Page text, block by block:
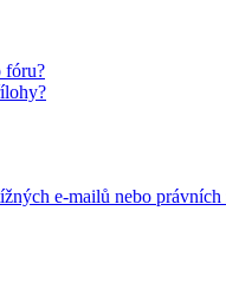
fóru?
e-mailů nebo právních